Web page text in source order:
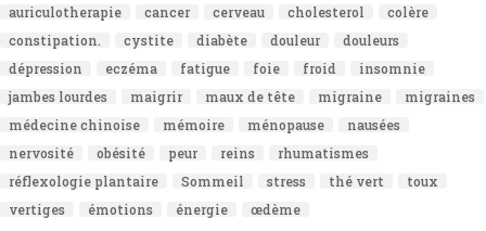
auriculotherapie
cancer cerveau cholesterol
colère
constipation.
cystite diabète douleur
douleurs
dépression
eczéma fatigue foie froid
insomnie
jambes lourdes
maigrir maux de tête migraine
migraines
médecine chinoise
mémoire ménopause
nausées
nervosité
obésité peur reins
rhumatismes
réflexologie plantaire
Sommeil stress thé vert
toux
vertiges
émotions énergie œdème